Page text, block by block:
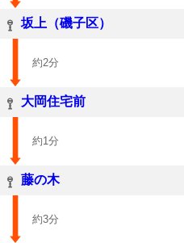
坂上（磯子区）
約2分
大岡住宅前
約1分
藤の木
約3分